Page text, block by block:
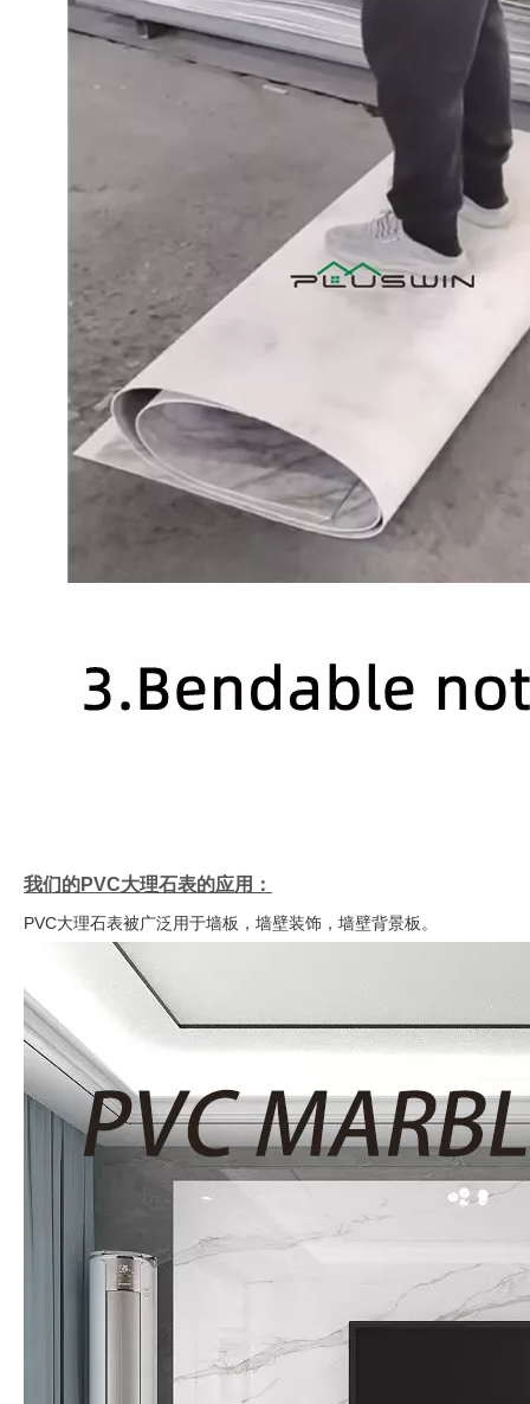
我们的PVC大理石表的应用：
PVC大理石表被广泛用于墙板，墙壁装饰，墙壁背景板。